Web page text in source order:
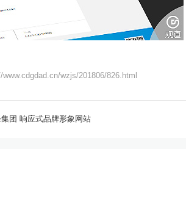
wzjs/201806/826.html
团 响应式品牌形象网站